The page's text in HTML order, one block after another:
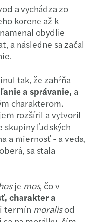
a vychádza zo
korene až k
obydlie
a následne sa začal
tak, že zahŕňa
a správanie, a
charakterom.
rozšíril a vytvoril
skupiny ľudských
a miernosť - a veda,
sa stala
je mos, čo v
charakter a
termín moralisod